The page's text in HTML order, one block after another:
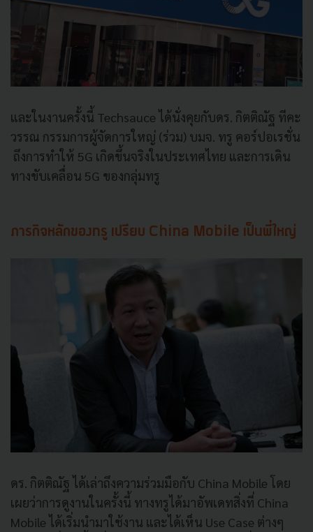
และในงานครั้งนี้ Techsauce ได้นั่งคุยกับดร. กิตติณัฐ ทีคะ
วรรณ กรรมการผู้จัดการใหญ่ (ร่วม) บมจ. ทรู คอร์ปอเรชั่น
ถึงการทำให้ 5G เกิดขึ้นจริงในประเทศไทย และการเดิน
ทางขับเคลื่อน 5G ของกลุ่มทรู
ภารกิจหลักของทรู เปรียบ China Mobile เป็นพี่ใหญ่
ดร. กิตติณัฐ ได้เล่าถึงความร่วมมือกับ China Mobile โดย
เผยว่าการดูงานในครั้งนี้ ทางทรูได้มาอัพเดทสิ่งที่ China
Mobile ได้เริ่มนำมาใช้งาน และได้เห็น Use Case ต่างๆ